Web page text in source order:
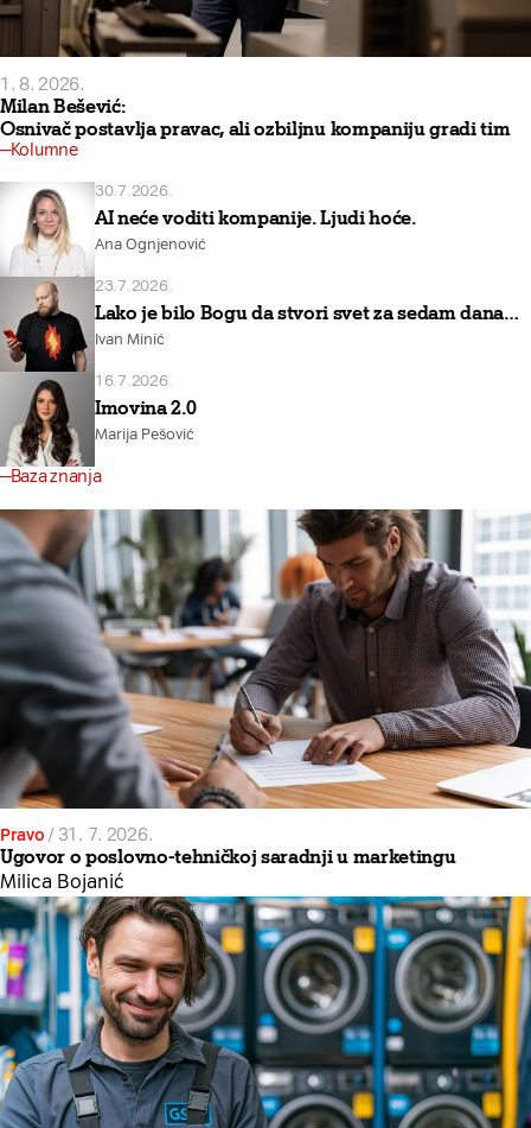
1. 8. 2026.
Milan Bešević:
Osnivač postavlja pravac, ali ozbiljnu kompaniju gradi tim
Kolumne
30.7.2026.
AI neće voditi kompanije. Ljudi hoće.
Ana Ognjenović
23.7.2026.
Lako je bilo Bogu da stvori svet za sedam dana…
Ivan Minić
16.7.2026.
Imovina 2.0
Marija Pešović
Baza znanja
Pravo / 31. 7. 2026.
Ugovor o poslovno-tehničkoj saradnji u marketingu
Milica Bojanić